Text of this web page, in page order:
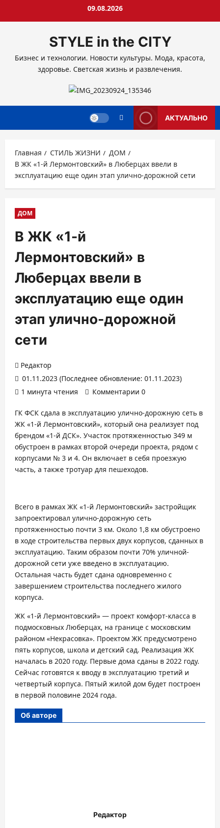
09.08.2026
STYLE in the CITY
Бизнес и технологии. Новости культуры. Мода, красота,
здоровье. Светская жизнь и развлечения.
АКТУАЛЬНО
Главная СТИЛЬ ЖИЗНИ
ДОМ
В ЖК «1-й Лермонтовский» в Люберцах ввели в
эксплуатацию еще один этап улично-дорожной сети
ДОМ
В ЖК «1-й
Лермонтовский» в
Люберцах ввели в
эксплуатацию еще один
этап улично-дорожной
сети
Редактор
01.11.2023 (Последнее обновление: 01.11.2023)
1 минута чтения
Комментарии 0
ГК ФСК сдала в эксплуатацию улично-дорожную сеть в
ЖК «1-й Лермонтовский», который она реализует под
брендом «1-й ДСК». Участок протяженностью 349 м
обустроен в рамках второй очереди проекта, рядом с
корпусами № 3 и 4. Он включает в себя проезжую
часть, а также тротуар для пешеходов.
Всего в рамках ЖК «1-й Лермонтовский» застройщик
запроектировал улично-дорожную сеть
протяженностью почти 3 км. Около 1,8 км обустроено
в ходе строительства первых двух корпусов, сданных в
эксплуатацию. Таким образом почти 70% уличной-
дорожной сети уже введено в эксплуатацию.
Остальная часть будет сдана одновременно с
завершением строительства последнего жилого
корпуса.
ЖК «1-й Лермонтовский» — проект комфорт-класса в
подмосковных Люберцах, на границе с московским
районом «Некрасовка». Проектом ЖК предусмотрено
пять корпусов, школа и детский сад. Реализация ЖК
началась в 2020 году. Первые дома сданы в 2022 году.
Сейчас готовятся к вводу в эксплуатацию третий и
четвертый корпуса. Пятый жилой дом будет построен
в первой половине 2024 года.
Об авторе
Редактор